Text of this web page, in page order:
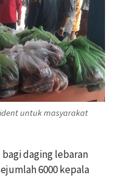
untuk masyarakat
daging lebaran
6000 kepala